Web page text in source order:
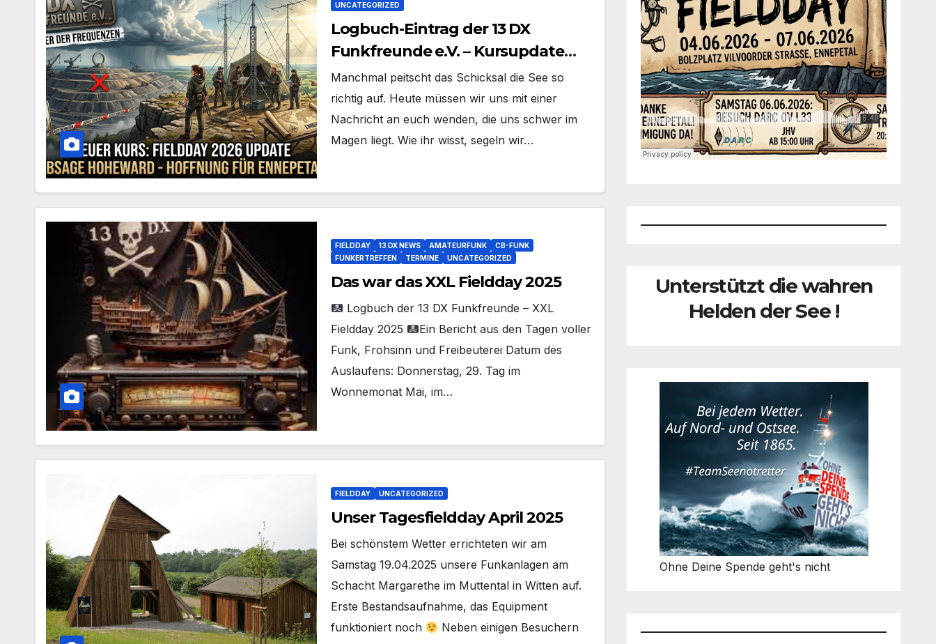
UNCATEGORIZED
Logbuch-Eintrag der 13 DX
Funkfreunde e.V. – Kursupdate
zum Fieldday 2026
Manchmal peitscht das Schicksal die See so
richtig auf. Heute müssen wir uns mit einer
Nachricht an euch wenden, die uns schwer im
Magen liegt. Wie ihr wisst, segeln wir…
FIELDDAY 13 DX NEWS AMATEURFUNK
CB-FUNK
FUNKERTREFFEN
TERMINE UNCATEGORIZED
Das war das XXL Fieldday 2025
Logbuch der 13 DX Funkfreunde – XXL
Fieldday 2025
Ein Bericht aus den Tagen voller
Funk, Frohsinn und Freibeuterei Datum des
Auslaufens: Donnerstag, 29. Tag im
Wonnemonat Mai, im…
FIELDDAY UNCATEGORIZED
Unser Tagesfieldday April 2025
Bei schönstem Wetter errichteten wir am
Samstag 19.04.2025 unsere Funkanlagen am
Schacht Margarethe im Muttental in Witten auf.
Erste Bestandsaufnahme, das Equipment
funktioniert noch
Neben einigen Besuchern
Unterstützt die wahren
Helden der See !
Ohne Deine Spende geht's nicht